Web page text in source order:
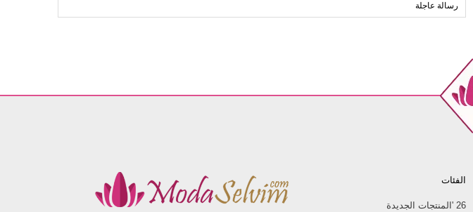
رسالة عاجلة
الفئات
26 'المنتجات الجديدة